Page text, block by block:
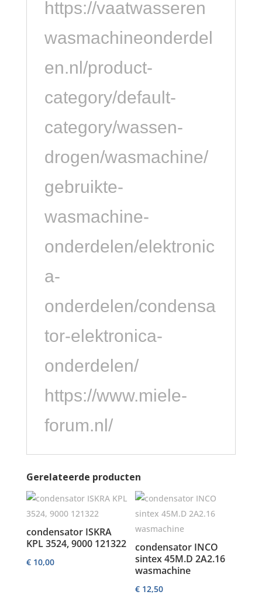
https://vaatwasseren
wasmachineonderdel
en.nl/product-
category/default-
category/wassen-
drogen/wasmachine/
gebruikte-
wasmachine-
onderdelen/elektronic
a-
onderdelen/condensa
tor-elektronica-
onderdelen/
https://www.miele-
forum.nl/
Gerelateerde producten
condensator ISKRA
KPL 3524, 9000 121322
€10,00
condensator INCO
sintex 45M.D 2A2.16
wasmachine
€ 12,50